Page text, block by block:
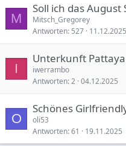
M
Soll ich das August
Mitsch_Gregorey
Antworten 527 11.12.2025
I
Unterkunft Pattaya
iwerrambo
Antworten 2 04.12.2025
O
Schönes
oli53
Antworten 61 19.11.2025